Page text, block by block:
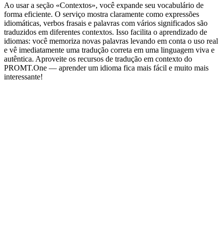
Ao usar a seção «Contextos», você expande seu vocabulário de
forma eficiente. O serviço mostra claramente como expressões
idiomáticas, verbos frasais e palavras com vários significados são
traduzidos em diferentes contextos. Isso facilita o aprendizado de
idiomas: você memoriza novas palavras levando em conta o uso real
e vê imediatamente uma tradução correta em uma linguagem viva e
autêntica. Aproveite os recursos de tradução em contexto do
PROMT.One — aprender um idioma fica mais fácil e muito mais
interessante!